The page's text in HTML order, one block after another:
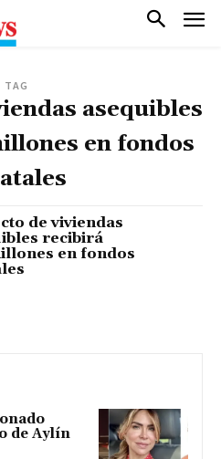
TAG
asequibles
en fondos
de viviendas
recibirá
en fondos
de Aylín